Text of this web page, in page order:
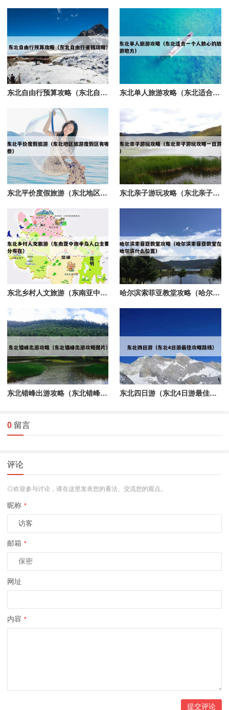
东北自由行预算攻略（东北自由行省钱攻略） 东北单人旅游攻略（东北适合一个人散心的旅游地方）
东北平价度假旅游（东北地区旅游度假区有哪些） 东北亲子游玩攻略（东北亲子游玩攻略一日游）
东北乡村人文旅游（东南亚中南半岛人口主要分布在） 哈尔滨索菲亚教堂攻略（哈尔滨索菲亚教堂在哈尔滨什么位置）
东北错峰出游攻略（东北错峰出游攻略图片） 东北四日游（东北4日游最佳攻略路线）
0 留言
评论
◎欢迎参与讨论，请在这里发表您的看法、交流您的观点。
昵称 *
邮箱 *
网址
内容 *